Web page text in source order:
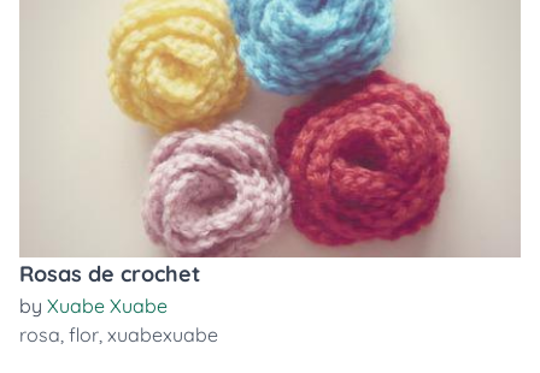
Rosas de crochet
by Xuabe Xuabe
rosa, flor, xuabexuabe